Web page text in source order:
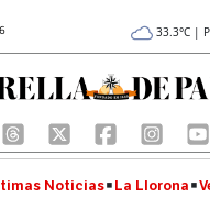
33.3°C |
Noticias La Llorona